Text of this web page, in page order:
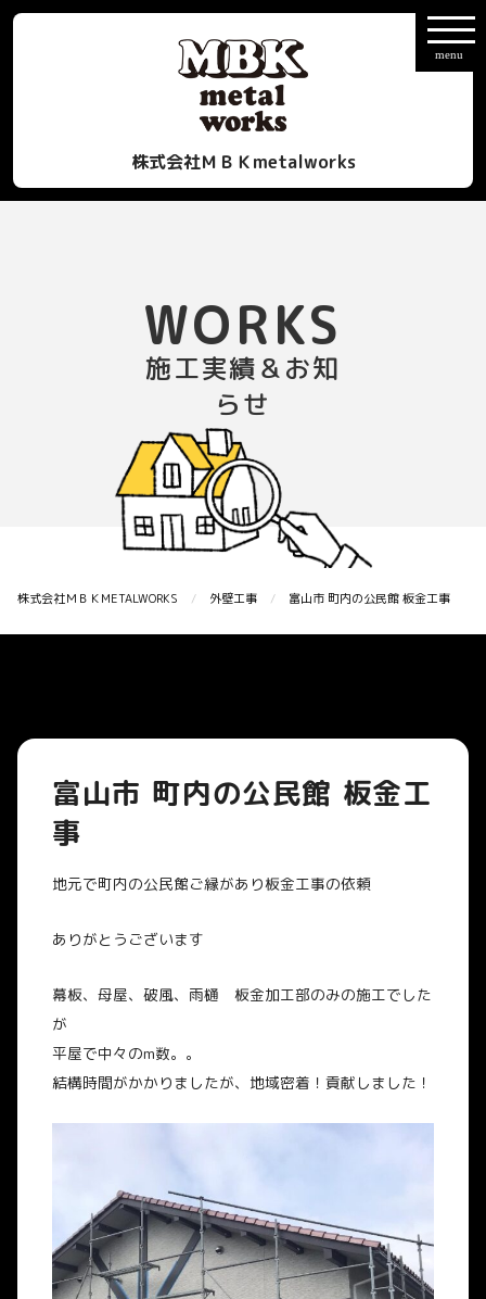
株式会社ＭＢＫmetalworks
WORKS
施工実績＆お知
らせ
株式会社ＭＢＫMETALWORKS 外壁工事 富山市 町内の公民館 板金工事
富山市 町内の公民館 板金工
事
地元で町内の公民館ご縁があり板金工事の依頼
ありがとうございます
幕板、母屋、破風、雨樋 板金加工部のみの施工でした
が
平屋で中々のm数。。
結構時間がかかりましたが、地域密着！貢献しました！